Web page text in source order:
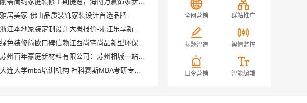
雅居美家-佛山品质装饰家装设计首选品牌
绿色装修简欧口碑信赖江西尚宅尚品新型环保材料有限公司
苏州百年豪庭新材料有限公司：苏州相城一站式家装设计多少钱拎包入住
大连大学mba培训机构 社科赛斯MBA考研专业辅导机构
大连MBA在职考研哪家教学好-社科赛斯
全网营销 群站推广
标题智造 舆情监控
口令营销 智能编辑